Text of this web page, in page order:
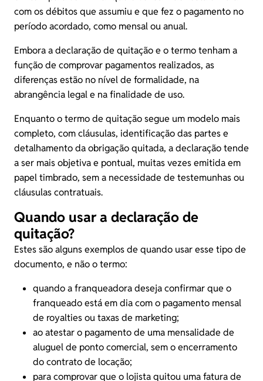
com os débitos que assumiu e que fez o pagamento no
período acordado, como mensal ou anual.
Embora a declaração de quitação e o termo tenham a
função de comprovar pagamentos realizados, as
diferenças estão no nível de formalidade, na
abrangência legal e na finalidade de uso.
Enquanto o termo de quitação segue um modelo mais
completo, com cláusulas, identificação das partes e
detalhamento da obrigação quitada, a declaração tende
a ser mais objetiva e pontual, muitas vezes emitida em
papel timbrado, sem a necessidade de testemunhas ou
cláusulas contratuais.
Quando usar a declaração de
quitação?
Estes são alguns exemplos de quando usar esse tipo de
documento, e não o termo:
quando a franqueadora deseja confirmar que o
franqueado está em dia com o pagamento mensal
de royaltiesou taxas de marketing;
ao atestar o pagamento de uma mensalidade de
aluguel de ponto comercial, sem o encerramento
do contrato de locação;
para comprovar que o lojista quitou uma fatura de